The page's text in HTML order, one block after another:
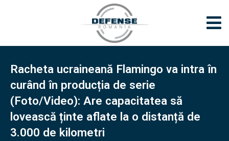
Racheta ucraineană Flamingo va intra în
curând în producția de serie
(Foto/Video): Are capacitatea să
lovească ținte aflate la o distanță de
3.000 de kilometri